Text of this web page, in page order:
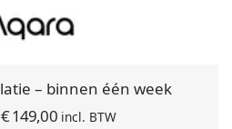
– binnen één week
Oorspronkelijke
€149,00 Huidige
incl. BTW